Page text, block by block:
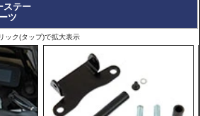
ステー
ツ
ック(タップ)で拡大表示